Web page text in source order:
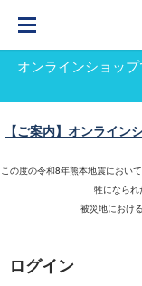
オンラインショッ
【ご案内】オンライン
この度の令和8年熊本地震におい
牲になられ
被災地におけ
ログイン